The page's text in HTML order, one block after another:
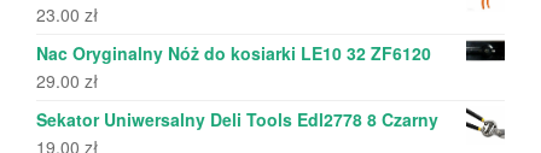
23.00 zł
Nac Oryginalny Nóż do kosiarki LE10 32 ZF6120
29.00 zł
Sekator Uniwersalny Deli Tools Edl2778 8 Czarny
19.00 zł